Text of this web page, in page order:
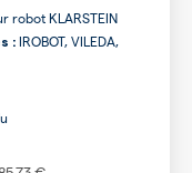
robot KLARSTEIN
: IROBOT, VILEDA,